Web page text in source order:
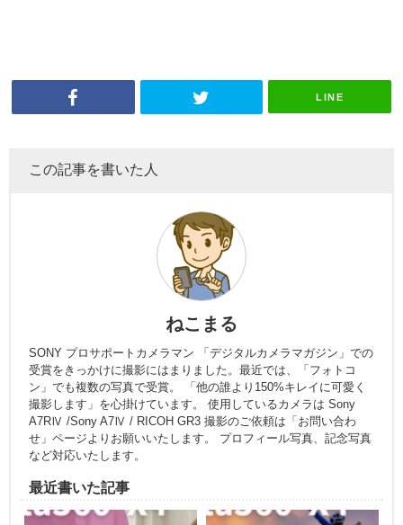
LINE
この記事を書いた人
ねこまる
SONY プロサポートカメラマン 「デジタルカメラマガジン」での
受賞をきっかけに撮影にはまりました。最近では、「フォトコ
ン」でも複数の写真で受賞。 「他の誰より150%キレイに可愛く
撮影します」を心掛けています。 使用しているカメラは Sony
A7RⅣ /Sony A7Ⅳ / RICOH GR3 撮影のご依頼は「お問い合わ
せ」ページよりお願いいたします。 プロフィール写真、記念写真
など対応いたします。
最近書いた記事